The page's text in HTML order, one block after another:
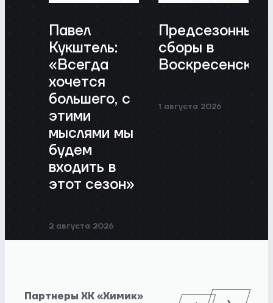
Павел
Кукштель:
«Всегда
хочется
большего, с
этими
мыслями мы
будем
входить в
этот сезон»
2 августа 2026
Предсезонные
сборы в
Воскресенске
1 августа 2026
Партнеры ХК «Химик»